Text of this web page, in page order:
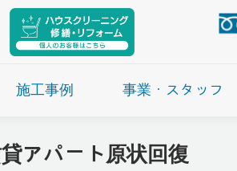
施工事例 事業・スタッフ
アパート原状回復